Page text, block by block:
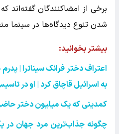
برخی از امضاکنندگان گفته‌اند
شدن تنوع دیدگاه‌ها در سینما
بیشتر بخوانید:
اعتراف دختر فرانک سیناترا |
به اسرائیل قاچاق کرد | او در
کمدینی که یک میلیون دختر
چگونه جذاب‌ترین مرد جهان در